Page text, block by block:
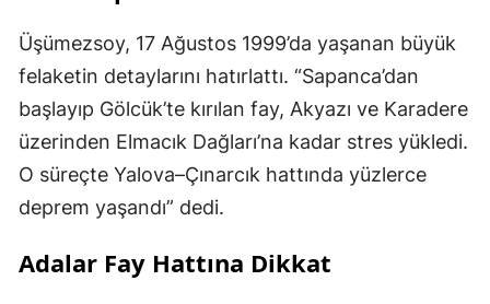
Üşümezsoy, 17 Ağustos 1999’da yaşanan büyük
felaketin detaylarını hatırlattı. “Sapanca’dan
başlayıp Gölcük’te kırılan fay, Akyazı ve Karadere
üzerinden Elmacık Dağları’na kadar stres yükledi.
O süreçte Yalova–Çınarcık hattında yüzlerce
deprem yaşandı” dedi.
Adalar Fay Hattına Dikkat